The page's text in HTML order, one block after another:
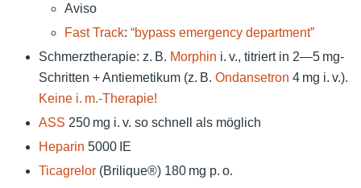
Aviso
Fast Track: “bypass emergency department”
Schmerztherapie: z. B. Morphin i. v., titriert in 2—5 mg-
Schritten + Antiemetikum (z. B. Ondansetron 4 mg i. v.).
Keine i. m.-Therapie!
ASS 250 mg i. v. so schnell als möglich
Heparin 5000 IE
Ticagrelor (Brilique®) 180 mg p. o.